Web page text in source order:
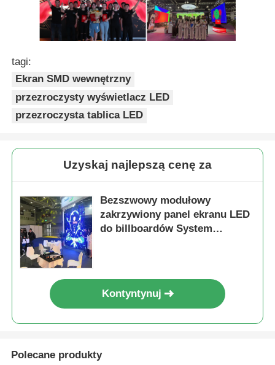
tagi:
Ekran SMD wewnętrzny
przezroczysty wyświetlacz LED
przezroczysta tablica LED
Uzyskaj najlepszą cenę za
Bezszwowy modułowy
zakrzywiony panel ekranu LED
do billboardów System
Kontyntynuj
Polecane produkty